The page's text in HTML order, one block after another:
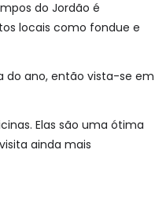
do Jordão é
locais como fondue e
do ano, então vista-se em
Elas são uma ótima
ainda mais